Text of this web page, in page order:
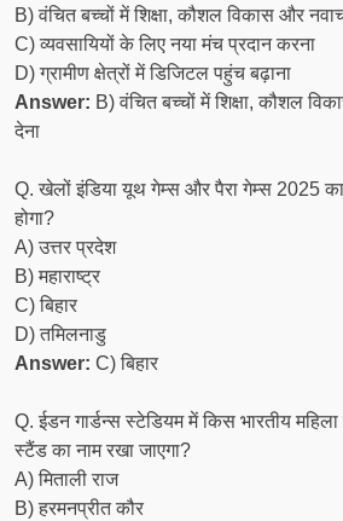
B) वंचित बच्चों में शिक्षा, कौशल विकास और
C) व्यवसायियों के लिए नया मंच प्रदान करना
D) ग्रामीण क्षेत्रों में डिजिटल पहुंच बढ़ाना
Answer: B) वंचित बच्चों में शिक्षा, कौशल
देना
Q. खेलों इंडिया यूथ गेम्स और पैरा गेम्स 2025
होगा?
A) उत्तर प्रदेश
B) महाराष्ट्र
C) बिहार
D) तमिलनाडु
Answer: C) बिहार
Q. ईडन गार्डन्स स्टेडियम में किस भारतीय
स्टैंड का नाम रखा जाएगा?
A) मिताली राज
B) हरमनप्रीत कौर